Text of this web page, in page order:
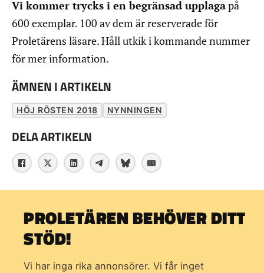
Vi kommer trycks i en begränsad upplagapå
600 exemplar. 100 av dem är reserverade för
Proletärens läsare. Håll utkik i kommande nummer
för mer information.
ÄMNEN I ARTIKELN
HÖJ RÖSTEN 2018 NYNNINGEN
DELA ARTIKELN
PROLETÄREN BEHÖVER DITT
STÖD!
Vi har inga rika annonsörer. Vi får inget